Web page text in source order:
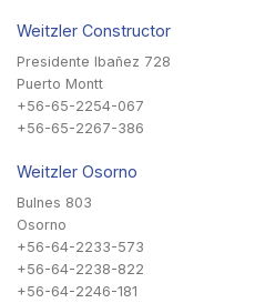
Weitzler Constructor
Presidente Ibañez 728
Puerto Montt
+56-65-2254-067
+56-65-2267-386
Weitzler Osorno
Bulnes 803
Osorno
+56-64-2233-573
+56-64-2238-822
+56-64-2246-181